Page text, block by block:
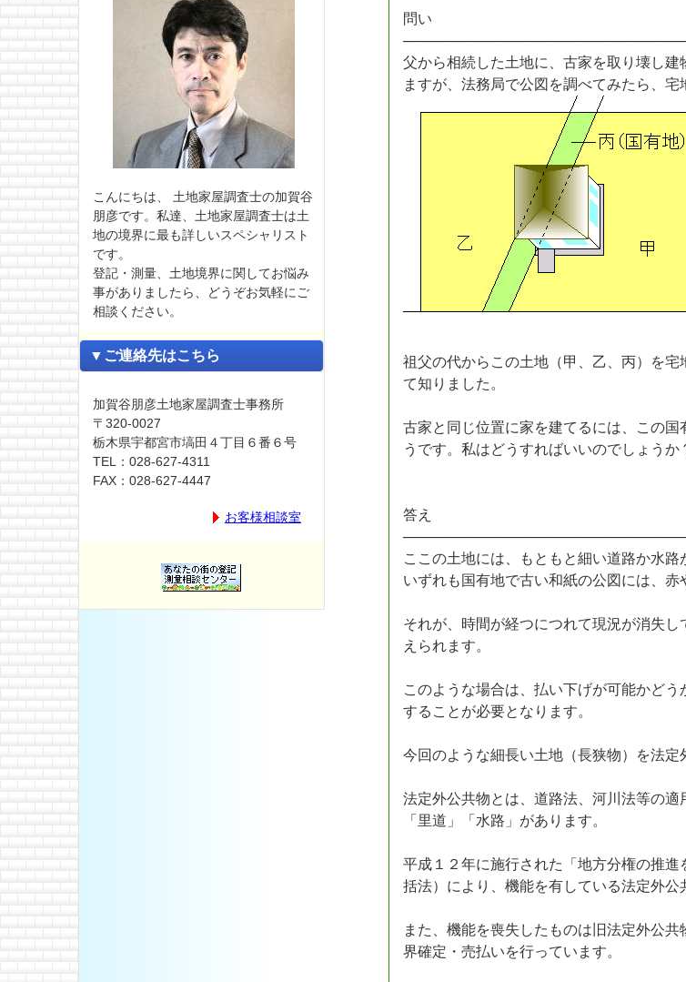
こんにちは、 土地家屋調査士の加賀谷
朋彦です。私達、土地家屋調査士は土
地の境界に最も詳しいスペシャリスト
です。
登記・測量、土地境界に関してお悩み
事がありましたら、どうぞお気軽にご
相談ください。
▼ご連絡先はこちら
加賀谷朋彦土地家屋調査士事務所
〒320-0027
栃木県宇都宮市塙田４丁目６番６号
TEL：028-627-4311
FAX：028-627-4447
お客様相談室
問い
父から相続した土地に、古家を取り壊し建
ますが、法務局で公図を調べてみたら、
祖父の代からこの土地（甲、乙、丙）を
て知りました。
古家と同じ位置に家を建てるには、この
うです。私はどうすればいいのでしょうか
答え
ここの土地には、もともと細い道路か水路
いずれも国有地で古い和紙の公図には、赤
それが、時間が経つにつれて現況が消失
えられます。
このような場合は、払い下げが可能かど
することが必要となります。
今回のような細長い土地（長狭物）を法定
法定外公共物とは、道路法、河川法等の
「里道」「水路」があります。
平成１２年に施行された「地方分権の推
括法）により、機能を有している法定外公
また、機能を喪失したものは旧法定外公
界確定・売払いを行っています。